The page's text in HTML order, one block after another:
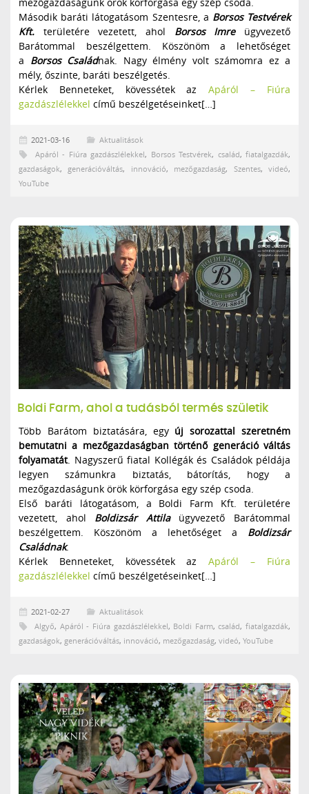
Második baráti látogatásom Szentesre, a Borsos Testvérek
Kft. területére vezetett, ahol Borsos Imreügyvezető
Barátommal beszélgettem. Köszönöm a lehetőséget
a Borsos Családnak. Nagy élmény volt számomra ez a
mély, őszinte, baráti beszélgetés.
Kérlek Benneteket, kövessétek azApáról – Fiúra
gazdászlélekkel című beszélgetéseinket[…]
2021-03-16
Aktualitások
Apáról - Fiúra gazdászlélekkel, Borsos Testvérek, család,fiatalgazdák,
gazdaságok, generációváltás, innováció, mezőgazdaság, Szentes,videó,
YouTube
Boldi Farm, ahol a tudásból termés születik
Több Barátom biztatására, egy új sorozattal szeretném
bemutatni a mezőgazdaságban történő generáció váltás
folyamatát. Nagyszerű fiatal Kollégák és Családok példája
legyen számunkra biztatás, bátorítás, hogy a
mezőgazdaságunk örök körforgása egy szép csoda.
Első baráti látogatásom, a Boldi Farm Kft. területére
vezetett, ahol Boldizsár Attilaügyvezető Barátommal
beszélgettem. Köszönöm a lehetőséget a Boldizsár
Családnak.
Kérlek Benneteket, kövessétek azApáról – Fiúra
gazdászlélekkel című beszélgetéseinket[…]
2021-02-27
Aktualitások
Algyő, Apáról - Fiúra gazdászlélekkel, Boldi Farm,család,fiatalgazdák,
gazdaságok, generációváltás, innováció, mezőgazdaság, videó, YouTube